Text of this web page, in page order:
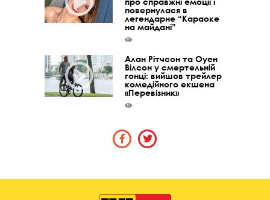
повернулася в
легендарне “Караоке
на майдані”
Алан Рітчсон та Оуен
Вілсон у смертельній
гонці: вийшов трейлер
комедійного екшена
«Перевізник»